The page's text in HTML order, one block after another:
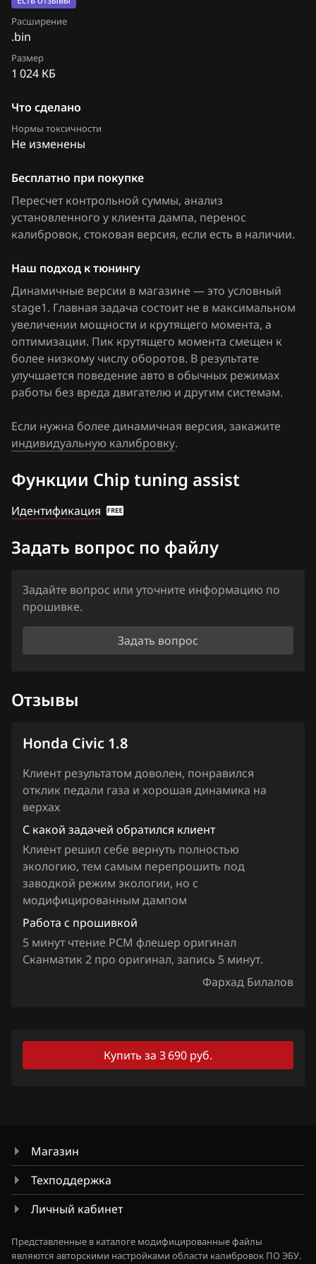
Chevrolet
Citroen
Dacia
Daewoo
Dodge
Dongfeng
Exeed
Extreme moto
FAW
Fiat
Ford
Foton
GMC
Great Wall
Groz
Hawtai
Hongqi
Howo
Hummer
Hyundai
Infiniti
Iran Khodro
Isuzu
Iveco
Jeep
Kia
King Long
KYC
Element 2.4
Freed Spike
Insight 1.3 i-DSI i-VTEC
Insight 1.5 i-DSI i-VTEC
Jazz, Fit
Odyssey 3.5
Pilot
Ridgeline
Shuttle 1.3i-DSI i-VTEC_(L13A)
Расширение
.bin
Размер
1 024 КБ
Что сделано
Нормы токсичности
Не изменены
Бесплатно при покупке
Пересчет контрольной суммы, анализ
установленного у клиента дампа, перенос
калибровок, стоковая версия, если есть в наличии.
Наш подход к тюнингу
Динамичные версии в магазине — это условный
stage1. Главная задача состоит не в максимальном
увеличении мощности и крутящего момента, а
оптимизации. Пик крутящего момента смещен к
более низкому числу оборотов. В результате
улучшается поведение авто в обычных режимах
работы без вреда двигателю и другим системам.
Если нужна более динамичная версия, закажите
индивидуальную калибровку.
Функции Chip tuning assist
Идентификация
Задать вопрос по файлу
Задайте вопрос или уточните информацию по
прошивке.
Задать вопрос
Отзывы
Honda Civic 1.8
Клиент результатом доволен, понравился
отклик педали газа и хорошая динамика на
верхах
С какой задачей обратился клиент
Клиент решил себе вернуть полностью
экологию, тем самым перепрошить под
заводкой режим экологии, но с
модифицированным дампом
Работа с прошивкой
5 минут чтение РСМ флешер оригинал
Сканматик 2 про оригинал, запись 5 минут.
Фархад Билалов
Купить за 3 690 руб.
Магазин
Техподдержка
Личный кабинет
Представленные в каталоге модифицированные файлы
являются авторскими настройками области калибровок ПО ЭБУ.